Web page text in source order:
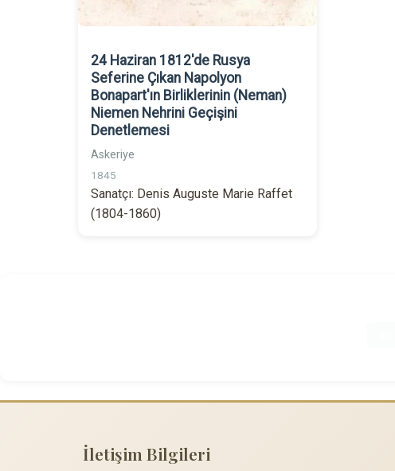
24 Haziran 1812'de Rusya
Seferine Çıkan Napolyon
Bonapart'ın Birliklerinin (Neman)
Niemen Nehrini Geçişini
Denetlemesi
Askeriye
1845
Sanatçı: Denis Auguste Marie Raffet
(1804-1860)
İletişim Bilgileri